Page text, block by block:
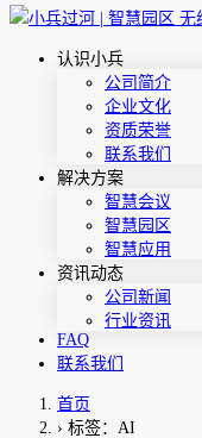
认识小兵
公司简介
企业文化
资质荣誉
联系我们
解决方案
智慧会议
智慧园区
智慧应用
资讯动态
公司新闻
行业资讯
FAQ
联系我们
首页
› 标签：AI